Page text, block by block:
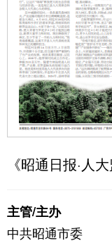
《昭通日报·人
主管/主办
中共昭通市委